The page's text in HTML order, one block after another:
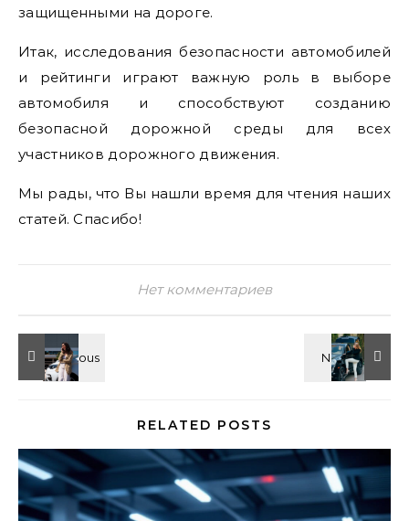
защищенными на дороге.
Итак, исследования безопасности автомобилей
и рейтинги играют важную роль в выборе
автомобиля и способствуют созданию
безопасной дорожной среды для всех
участников дорожного движения.
Мы рады, что Вы нашли время для чтения наших
статей. Спасибо!
Нет комментариев
RELATED POSTS